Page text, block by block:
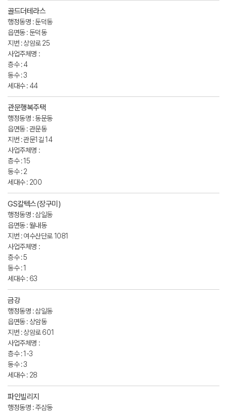
골드더테라스
행정동명 : 둔덕동
읍면동 : 둔덕동
지번 : 상암로 25
사업주체명 :
층수 : 4
동수 : 3
세대수 : 44
관문행복주택
행정동명 : 동문동
읍면동 : 관문동
지번 : 관문1길 14
사업주체명 :
층수 : 15
동수 : 2
세대수 : 200
GS칼텍스(장구미)
행정동명 : 삼일동
읍면동 : 월내동
지번 : 여수산단로 1081
사업주체명 :
층수 : 5
동수 : 1
세대수 : 63
금강
행정동명 : 삼일동
읍면동 : 상암동
지번 : 상암로 601
사업주체명 :
층수 : 1-3
동수 : 3
세대수 : 28
파인빌리지
행정동명 : 주삼동